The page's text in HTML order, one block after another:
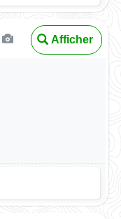
Afficher